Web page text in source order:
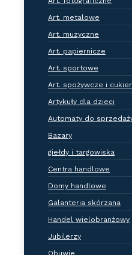
Art. metalowe
Art. muzyczne
Art. papiernicze
Art. sportowe
Art. spożywcze i
Artykuły dla dzieci
Automaty do
Bazary
giełdy i targowiska
Centra handlowe
Domy handlowe
Galanteria skórzana
Handel wielobranżowy
Jubilerzy
Obuwie
Jakiej
je
Sprawdź